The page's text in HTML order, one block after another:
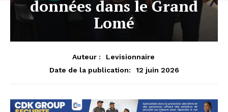
données dans le Grand
Lomé
Auteur :
Levisionnaire
Date de la publication:
12 juin 2026